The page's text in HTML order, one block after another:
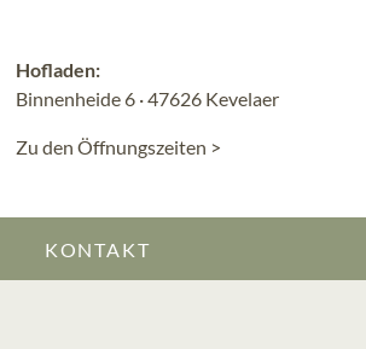
Hofladen:
Binnenheide 6 · 47626 Kevelaer
Zu den Öffnungszeiten >
KONTAKT